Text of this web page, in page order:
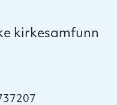
kirkesamfunn